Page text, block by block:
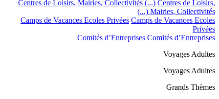
Centres de Loisirs, Mairies, Collectivités (...) Centres de Loisirs,
Mairies, Collectivités (...)
Camps de Vacances Ecoles Privées Camps de Vacances Ecoles
Privées
Comités d’Entreprises Comités d’Entreprises
Voyages Adultes
Voyages Adultes
Grands Thèmes